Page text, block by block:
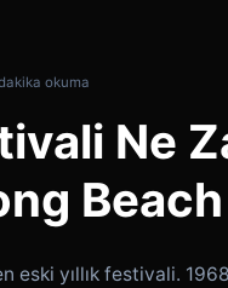
okuma
Ne
Beach
en eski yıllık festivali.